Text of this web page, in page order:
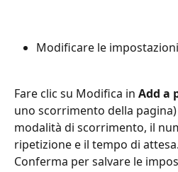
Modificare le
Fare clic su Modifica in Add a
uno scorrimento della
modalità di scorrimento, il
ripetizione e il tempo di
Conferma per salvare le